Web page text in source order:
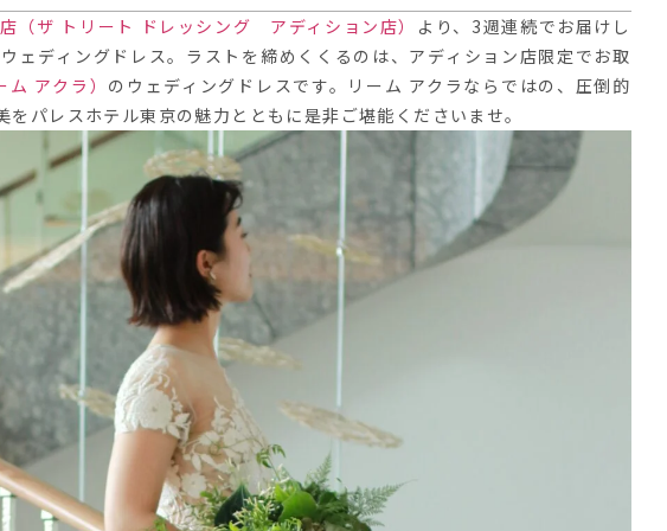
ザ トリート ドレッシング アディション店） より、3週連続でお届けし
ェディングドレス。ラストを締めくくるのは、アディション店限定でお取
アクラ） のウェディングドレスです。リーム アクラならではの、圧倒的
パレスホテル東京の魅力とともに是非ご堪能くださいませ。